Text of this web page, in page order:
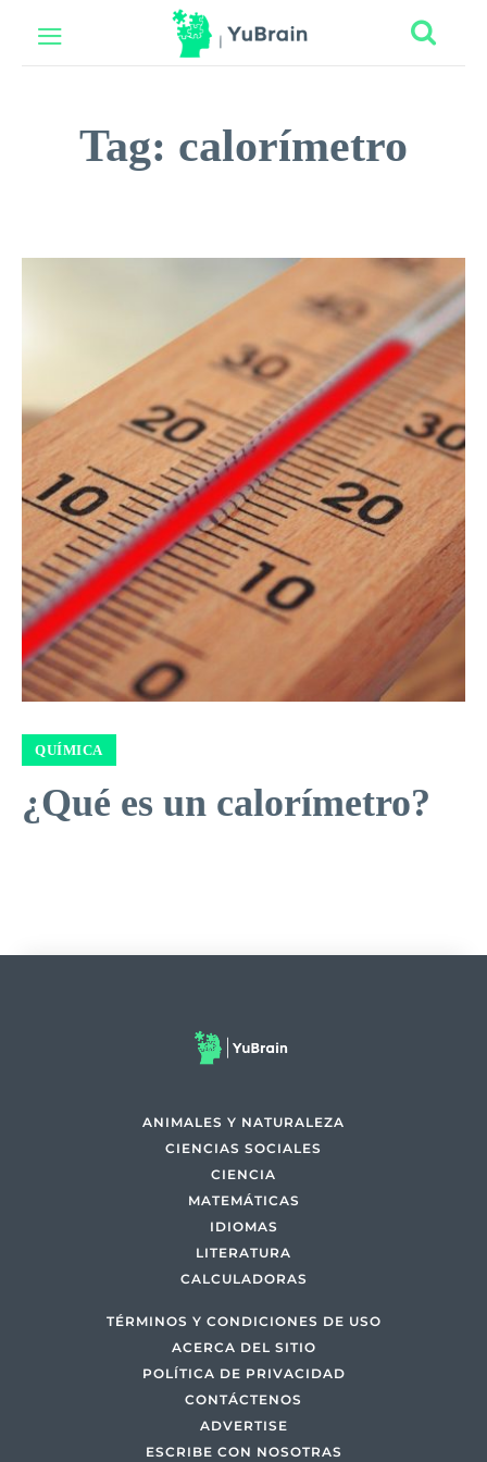
Tag: calorímetro
QUÍMICA
¿Qué es un calorímetro?
ANIMALES Y NATURALEZA
CIENCIAS SOCIALES
CIENCIA
MATEMÁTICAS
IDIOMAS
LITERATURA
CALCULADORAS
TÉRMINOS Y CONDICIONES DE USO
ACERCA DEL SITIO
POLÍTICA DE PRIVACIDAD
CONTÁCTENOS
ADVERTISE
ESCRIBE CON NOSOTRAS